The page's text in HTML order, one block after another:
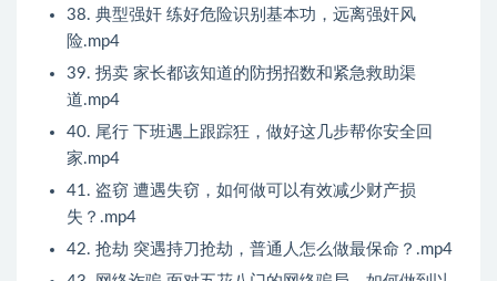
38. 典型强奸 练好危险识别基本功，远离强奸风
险.mp4
39. 拐卖 家长都该知道的防拐招数和紧急救助渠
道.mp4
40. 尾行 下班遇上跟踪狂，做好这几步帮你安全回
家.mp4
41. 盗窃 遭遇失窃，如何做可以有效减少财产损
失？.mp4
42. 抢劫 突遇持刀抢劫，普通人怎么做最保命？.mp4